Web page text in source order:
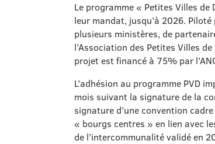
Le programme « Petites Villes
leur mandat, jusqu’à 2026.
plusieurs ministères, de
l’Association des Petites Villes
projet est financé à 75% par
L’adhésion au programme PVD
mois suivant la signature de la
signature d’une convention
« bourgs centres » en lien avec
de l’intercommunalité validé en